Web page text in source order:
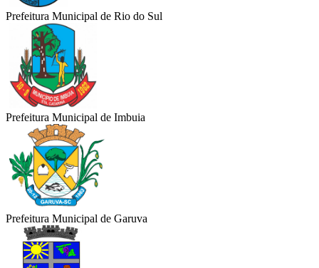
Prefeitura Municipal de Rio do Sul
Prefeitura Municipal de Imbuia
Prefeitura Municipal de Garuva